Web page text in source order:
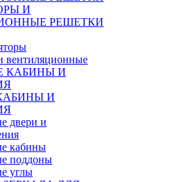
И
РЕШЕТКИ
вентиляционные
И
двери и
кабины
поддоны
углы